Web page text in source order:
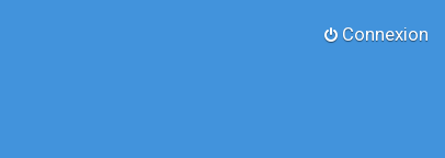
Connexion